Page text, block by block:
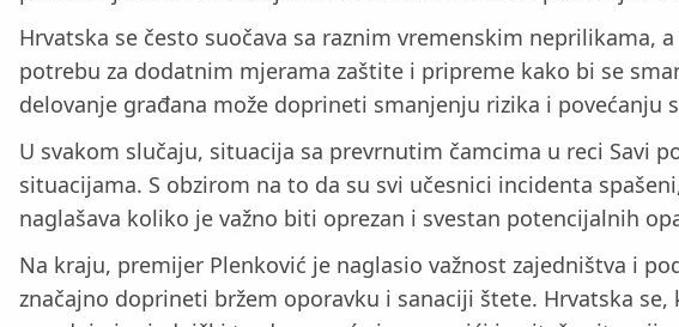
Hrvatska se često suočava sa raznim vremenskim
potrebu za dodatnim mjerama zaštite i pripreme kako bi se
delovanje građana može doprineti smanjenju rizika i
U svakom slučaju, situacija sa prevrnutim čamcima u reci Savi
situacijama. S obzirom na to da su svi učesnici incidenta
naglašava koliko je važno biti oprezan i svestan potencijalnih
Na kraju, premijer Plenković je naglasio važnost zajedništva i
značajno doprineti bržem oporavku i sanaciji štete. Hrvatska